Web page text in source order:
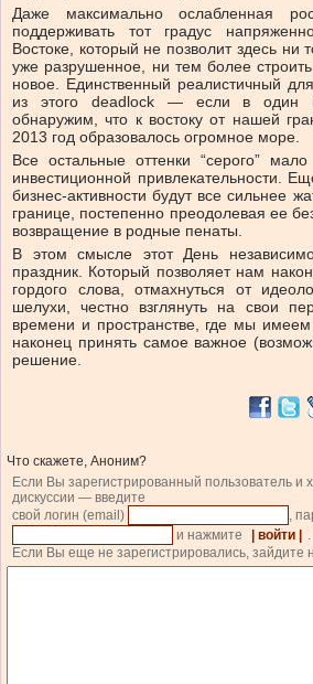
Даже максимально ослабленная
поддерживать тот градус
Востоке, который не позволит здесь ни
уже разрушенное, ни тем более
новое. Единственный реалистичный
из этого deadlock — если в один
обнаружим, что к востоку от нашей
2013 год образовалось огромное море.
Все остальные оттенки “серого”
инвестиционной привлекательности.
бизнес-активности будут все сильнее
границе, постепенно преодолевая ее
возвращение в родные пенаты.
В этом смысле этот День
праздник. Который позволяет нам
гордого слова, отмахнуться от
шелухи, честно взглянуть на свои
времени и пространстве, где мы имеем
наконец принять самое важное
решение.
Что скажете, Аноним?
Если Вы зарегистрированный пользователь и
дискуссии — введите
свой логин (email)
,
и нажмите
| войти |
.
Если Вы еще не зарегистрировались, зайдите